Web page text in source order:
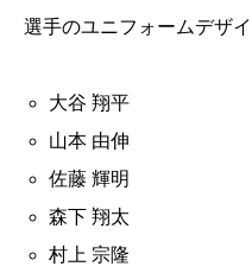
選手のユニフォームデザ
大谷 翔平
山本 由伸
佐藤 輝明
森下 翔太
村上 宗隆